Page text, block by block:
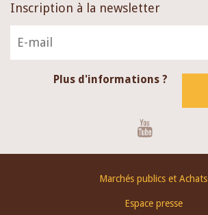
Inscription à la newsletter
Plus d'informations ?
Marchés publics et Achats
Espace presse